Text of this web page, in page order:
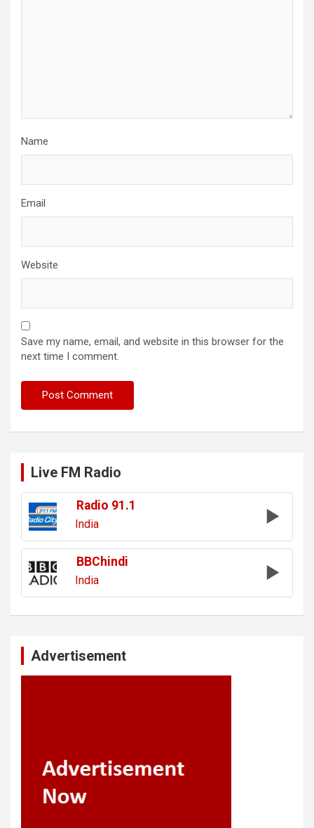
Name
Email
Website
Save my name, email, and website in this browser for the
next time I comment.
Live FM Radio
Radio 91.1
India
BBChindi
India
Advertisement